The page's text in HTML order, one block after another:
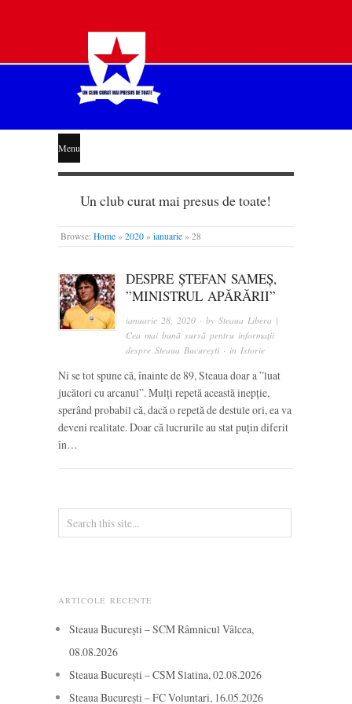
STEAUA
LIBERĂ
Menu
Un club curat mai presus de toate!
Browse: Home » 2020 » ianuarie » 28
DESPRE ȘTEFAN SAMEȘ,
”MINISTRUL APĂRĂRII”
ianuarie 28, 2020 · bySteaua Libera |
Cea mai bună sursă pentru informații
despre Steaua București · inIstorie
Ni se tot spune că, înainte de 89, Steaua doar a ”luat
jucători cu arcanul”. Mulți repetă această inepție,
sperând probabil că, dacă o repetă de destule ori, ea va
deveni realitate. Doar că lucrurile au stat puțin diferit
în…
ARTICOLE RECENTE
Steaua București – SCM Râmnicul Vâlcea,
08.08.2026
Steaua București – CSM Slatina, 02.08.2026
Steaua București – FC Voluntari, 16.05.2026